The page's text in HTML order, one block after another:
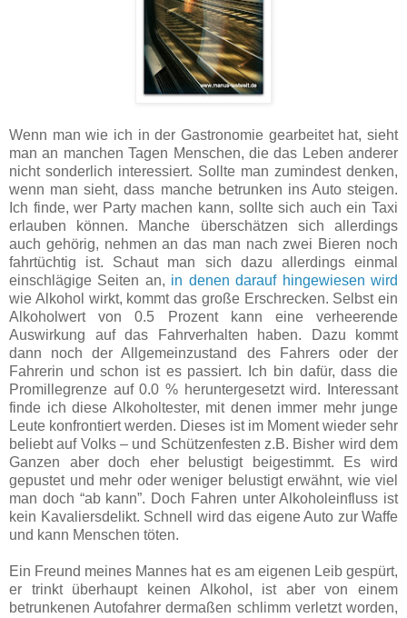
Wenn man wie ich in der Gastronomie gearbeitet hat, sieht
man an manchen Tagen Menschen, die das Leben anderer
nicht sonderlich interessiert. Sollte man zumindest denken,
wenn man sieht, dass manche betrunken ins Auto steigen.
Ich finde, wer Party machen kann, sollte sich auch ein Taxi
erlauben können. Manche überschätzen sich allerdings
auch gehörig, nehmen an das man nach zwei Bieren noch
fahrtüchtig ist. Schaut man sich dazu allerdings einmal
einschlägige Seiten an, in denen darauf hingewiesen wird
wie Alkohol wirkt, kommt das große Erschrecken. Selbst ein
Alkoholwert von 0.5 Prozent kann eine verheerende
Auswirkung auf das Fahrverhalten haben. Dazu kommt
dann noch der Allgemeinzustand des Fahrers oder der
Fahrerin und schon ist es passiert. Ich bin dafür, dass die
Promillegrenze auf 0.0 % heruntergesetzt wird. Interessant
finde ich diese Alkoholtester, mit denen immer mehr junge
Leute konfrontiert werden. Dieses ist im Moment wieder sehr
beliebt auf Volks – und Schützenfesten z.B. Bisher wird dem
Ganzen aber doch eher belustigt beigestimmt. Es wird
gepustet und mehr oder weniger belustigt erwähnt, wie viel
man doch “ab kann”. Doch Fahren unter Alkoholeinfluss ist
kein Kavaliersdelikt. Schnell wird das eigene Auto zur Waffe
und kann Menschen töten.
Ein Freund meines Mannes hat es am eigenen Leib gespürt,
er trinkt überhaupt keinen Alkohol, ist aber von einem
betrunkenen Autofahrer dermaßen schlimm verletzt worden,